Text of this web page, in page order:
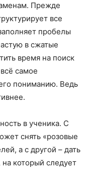
Прежде
все
пробелы
в сжатые
время на поиск
самое
пониманию. Ведь
в ученика. С
снять «розовые
а с другой – дать
на который следует